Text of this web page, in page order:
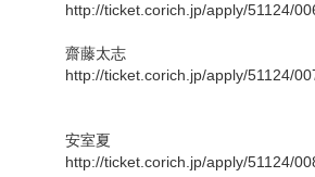
http://ticket.corich.jp/apply/51124/
齋藤太志
http://ticket.corich.jp/apply/51124/
安室夏
http://ticket.corich.jp/apply/51124/